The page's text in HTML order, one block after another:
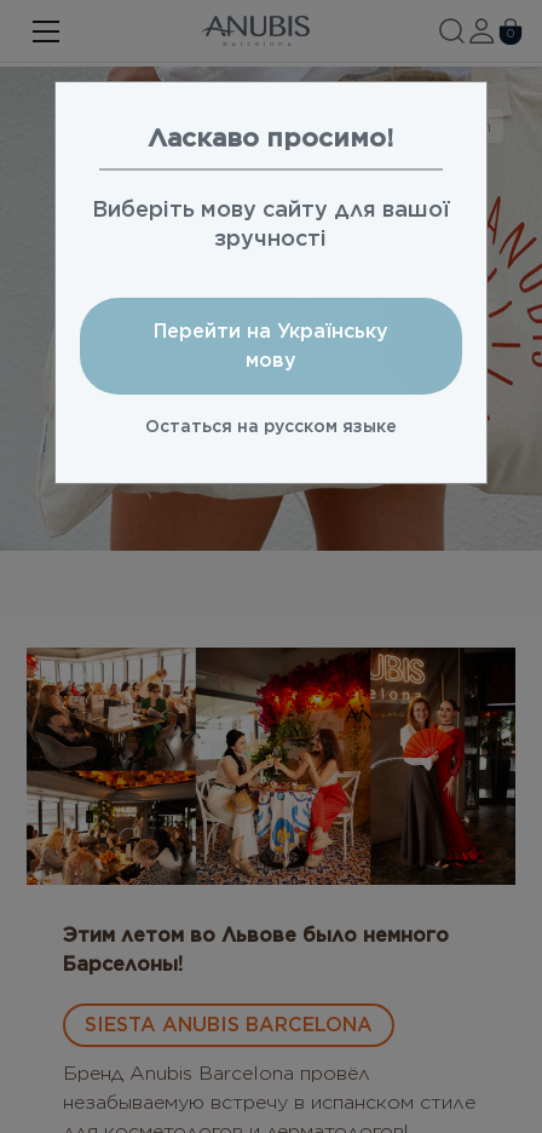
ЛИЦО
БРЕНДИРОВАННАЯ ПРОДУКЦИЯ
Про бренд
Новости
Контакты
UA
RU
0
Instagram
Этим летом во Львове было немного
Барселоны!
Бренд Anubis Barcelona провёл
незабываемую встречу в испанском стиле
SIESTA ANUBIS BARCELONA
Ласкаво просимо!
Виберіть мову сайту для вашої
зручності
Перейти на Українську
мову
Остаться на русском языке